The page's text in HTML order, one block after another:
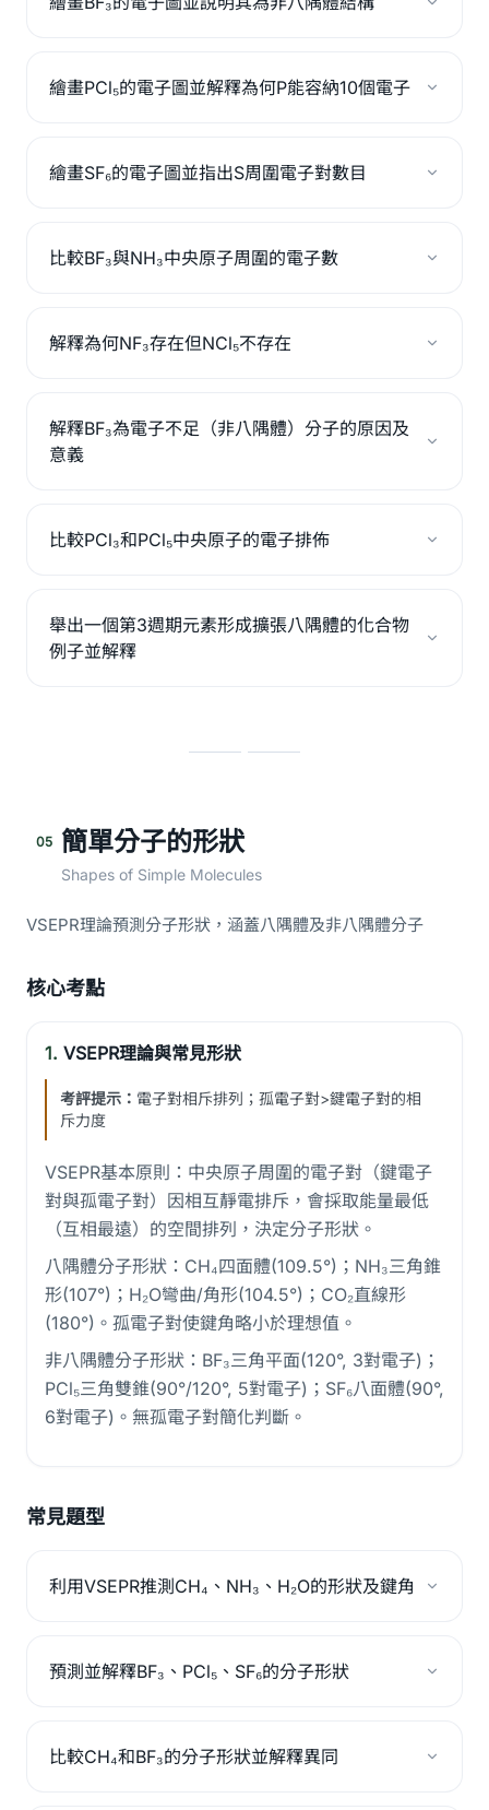
繪畫PCl₅的電子圖並解釋為何P能容納10個電子
繪畫SF₆的電子圖並指出S周圍電子對數目
比較BF₃與NH₃中央原子周圍的電子數
解釋為何NF₃存在但NCl₅不存在
解釋BF₃為電子不足（非八隅體）分子的原因及
意義
比較PCl₃和PCl₅中央原子的電子排佈
舉出一個第3週期元素形成擴張八隅體的化合物
例子並解釋
05 簡單分子的形狀
Shapes of Simple Molecules
VSEPR理論預測分子形狀，涵蓋八隅體及非八隅體分子
核心考點
1. VSEPR理論與常見形狀
考評提示： 電子對相斥排列；孤電子對>鍵電子對的相
斥力度
VSEPR基本原則：中央原子周圍的電子對（鍵電子
對與孤電子對）因相互靜電排斥，會採取能量最低
（互相最遠）的空間排列，決定分子形狀。
八隅體分子形狀：CH₄四面體(109.5°)；NH₃三角錐
形(107°)；H₂O彎曲/角形(104.5°)；CO₂直線形
(180°)。孤電子對使鍵角略小於理想值。
非八隅體分子形狀：BF₃三角平面(120°, 3對電子)；
PCl₅三角雙錐(90°/120°, 5對電子)；SF₆八面體(90°,
6對電子)。無孤電子對簡化判斷。
常見題型
利用VSEPR推測CH₄、NH₃、H₂O的形狀及鍵角
預測並解釋BF₃、PCl₅、SF₆的分子形狀
比較CH₄和BF₃的分子形狀並解釋異同